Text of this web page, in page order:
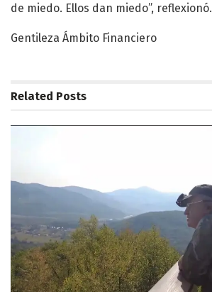
de miedo. Ellos dan miedo”, reflexionó.
Gentileza Ámbito Financiero
Related Posts